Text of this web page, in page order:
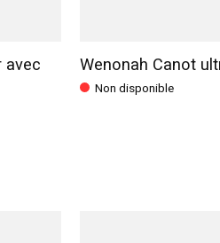
avec Wenonah Canot
Non disponible